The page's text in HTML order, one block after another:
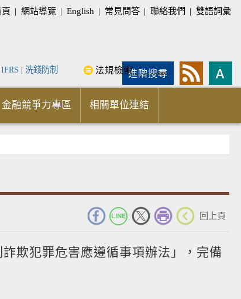
頁 | 網站導覽 | English | 常見問答 | 聯絡我們 | 雙語詞彙
進階搜尋
IFRS | 洗錢防制 法規檢索
金融競爭力專區 相關單位連結
回上頁
欺犯罪危害應遵循事項辦法」，完備